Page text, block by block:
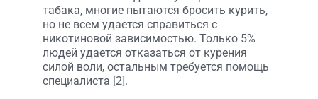
табака, многие пытаются бросить курить,
но не всем удается справиться с
никотиновой зависимостью. Только 5%
людей удается отказаться от курения
силой воли, остальным требуется помощь
специалиста [2].